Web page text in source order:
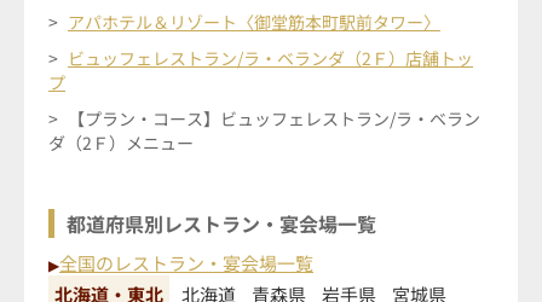
アパホテル＆リゾート〈御堂筋本町駅前タワー〉
ビュッフェレストラン/ラ・ベランダ（2Ｆ）店舗トッ
プ
【プラン・コース】ビュッフェレストラン/ラ・ベラン
ダ（2Ｆ）メニュー
都道府県別レストラン・宴会場一覧
▶全国のレストラン・宴会場一覧
北海道・東北
北海道 青森県 岩手県
宮城県